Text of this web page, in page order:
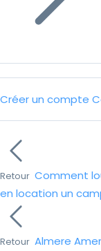
Créer un compte
Retour Comment
en location un
Retour Almere